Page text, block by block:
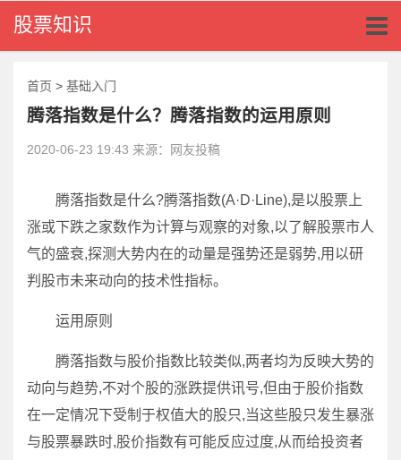
股票知识
首页 > 基础入门
腾落指数是什么？腾落指数的运用原则
2020-06-23 19:43 来源：网友投稿
腾落指数是什么?腾落指数(A·D·Line),是以股票上
涨或下跌之家数作为计算与观察的对象,以了解股票市人
气的盛衰,探测大势内在的动量是强势还是弱势,用以研
判股市未来动向的技术性指标。
运用原则
腾落指数与股价指数比较类似,两者均为反映大势的
动向与趋势,不对个股的涨跌提供讯号,但由于股价指数
在一定情况下受制于权值大的股只,当这些股只发生暴涨
与股票暴跌时,股价指数有可能反应过度,从而给投资者